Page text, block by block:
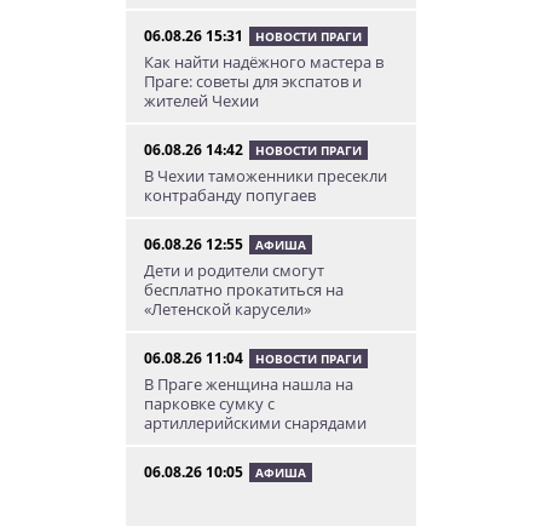
06.08.26 15:31 НОВОСТИ ПРАГИ
Как найти надёжного мастера в
Праге: советы для экспатов и
жителей Чехии
06.08.26 14:42 НОВОСТИ ПРАГИ
В Чехии таможенники пресекли
контрабанду попугаев
06.08.26 12:55 АФИША
Дети и родители смогут
бесплатно прокатиться на
«Летенской карусели»
06.08.26 11:04 НОВОСТИ ПРАГИ
В Праге женщина нашла на
парковке сумку с
артиллерийскими снарядами
06.08.26 10:05 АФИША